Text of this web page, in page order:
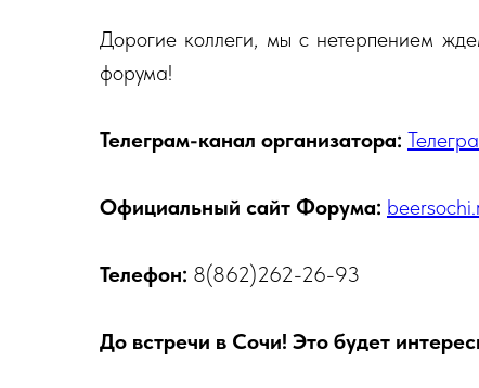
Дорогие коллеги, мы с нетерпением
форума!
Телеграм-канал организатора:
Официальный сайт Форума:
Телефон: 8(862)262-26-93
До встречи в Сочи! Это будет